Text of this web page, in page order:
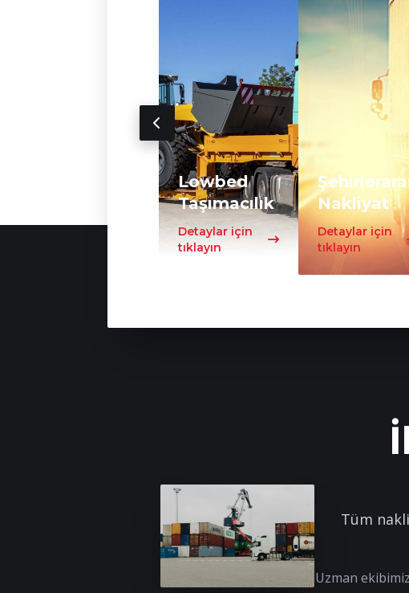
Lowbed
Taşımacılık
Detaylar için
tıklayın
Nakliyat
Detaylar için
tıklayın
Tüm
Uzman